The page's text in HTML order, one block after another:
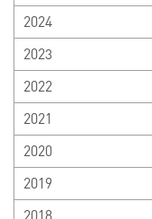
2024
2023
2022
2021
2020
2019
2018